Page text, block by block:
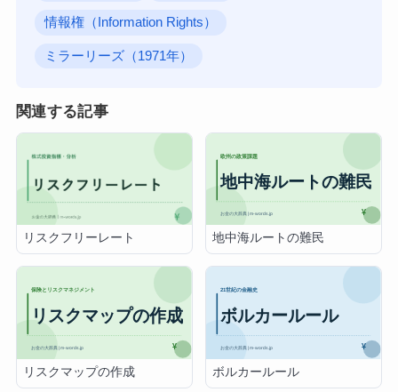
情報権（Information Rights）
ミラーリーズ（1971年）
関連する記事
リスクフリーレート 地中海ルートの難民
リスクマップの作成 ボルカールール